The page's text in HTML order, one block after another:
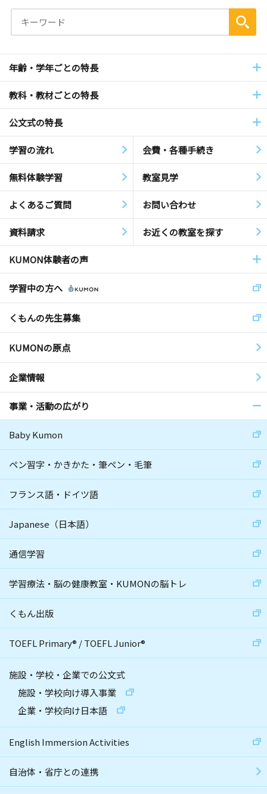
年齢・学年ごとの特長
教科・教材ごとの特長
公文式の特長
学習の流れ 会費・各種手続き
無料体験学習 教室見学
よくあるご質問 お問い合わせ
資料請求 お近くの教室を探す
KUMON体験者の声
学習中の方へ
くもんの先生募集
KUMONの原点
企業情報
事業・活動の広がり
Baby Kumon
ペン習字・かきかた・筆ペン・毛筆
フランス語・ドイツ語
Japanese（日本語）
通信学習
学習療法・脳の健康教室・KUMONの脳トレ
くもん出版
TOEFL Primary® /TOEFL Junior®
施設・学校・企業での公文式
施設・学校向け導入事業
企業・学校向け日本語
English Immersion Activities
自治体・省庁との連携